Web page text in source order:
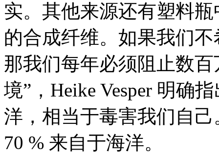
实。其他来源还有塑料
的合成纤维。如果我们
那我们每年必须阻止数
境”，Heike Vesper 明确
洋，相当于毒害我们自
70 % 来自于海洋。